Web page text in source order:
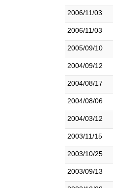
2006/11/03
2006/11/03
2005/09/10
2004/09/12
2004/08/17
2004/08/06
2004/03/12
2003/11/15
2003/10/25
2003/09/13